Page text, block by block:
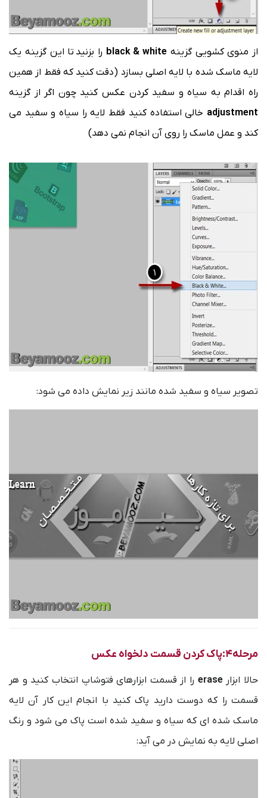
از منوی کشویی گزینه black & white را بزنید تا این گزینه یک
لایه ماسک شده با لایه اصلی بسازد (دقت کنید که فقط از همین
راه اقدام به سیاه و سفید کردن عکس کنید چون اگر از گزینه
adjustment خالی استفاده کنید فقط لایه را سیاه و سفید می
کند و عمل ماسک را روی آن انجام نمی دهد)
تصویر سیاه و سفید شده مانند زیر نمایش داده می شود:
مرحله4:پاک کردن قسمت دلخواه عکس
حالا ابزارerase را از قسمت ابزارهای فتوشاپ انتخاب کنید و هر
قسمت را که دوست دارید پاک کنید با انجام این کار آن لایه
ماسک شده ای که سیاه و سفید شده است پاک می شود و رنگ
اصلی لایه به نمایش در می آید: